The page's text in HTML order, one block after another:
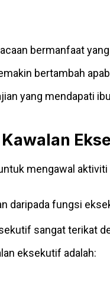
bermanfaat
bertambah
yang mendapati
mengawal
daripada fungsi
sangat terikat
eksekutif adalah: